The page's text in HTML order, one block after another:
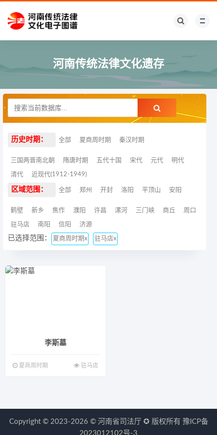
河南传统法律文化遗存
历史时期： 全部 夏商周时期 秦汉时期
三国两晋南北朝 隋唐时期 五代十国 宋代 元代 明代
清代 近现代(1912-1949)
区域范围： 全部 郑州 开封 洛阳 平顶山 安阳
鹤壁 新乡 焦作 濮阳 许昌 漯河 三门峡 商丘 周口
驻马店 南阳 信阳 济源
已选择范围： 夏商周时期x 驻马店x
李斯墓
夏商周时期 驻马店
Copyright © 2023-2026 © 河南省司法厅 ✪ 版权所有 豫ICP备
2023012102号-3